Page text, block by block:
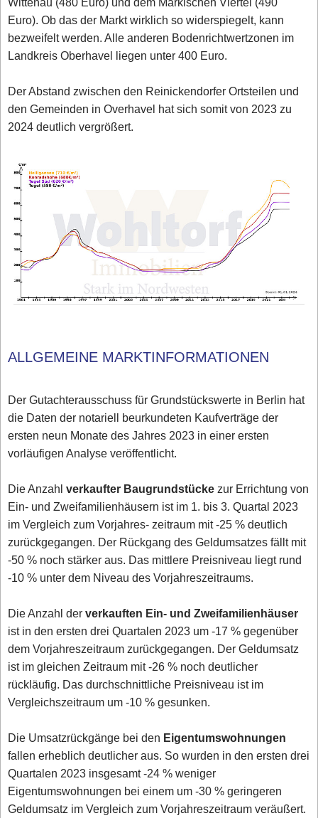
Euro). Ob das der Markt wirklich so widerspiegelt, kann
bezweifelt werden. Alle anderen Bodenrichtwertzonen im
Landkreis Oberhavel liegen unter 400 Euro.
Der Abstand zwischen den Reinickendorfer Ortsteilen und
den Gemeinden in Overhavel hat sich somit von 2023 zu
2024 deutlich vergrößert.
ALLGEMEINE MARKTINFORMATIONEN
Der Gutachterausschuss für Grundstückswerte in Berlin hat
die Daten der notariell beurkundeten Kaufverträge der
ersten neun Monate des Jahres 2023 in einer ersten
vorläufigen Analyse veröffentlicht.
Die Anzahlverkaufter Baugrundstückezur Errichtung von
Ein- und Zweifamilienhäusern ist im 1. bis 3. Quartal 2023
im Vergleich zum Vorjahres- zeitraum mit -25 % deutlich
zurückgegangen. Der Rückgang des Geldumsatzes fällt mit
-50 % noch stärker aus. Das mittlere Preisniveau liegt rund
-10 % unter dem Niveau des Vorjahreszeitraums.
Die Anzahl derverkauften Ein- und Zweifamilienhäuser
ist in den ersten drei Quartalen 2023 um -17 % gegenüber
dem Vorjahreszeitraum zurückgegangen. Der Geldumsatz
ist im gleichen Zeitraum mit -26 % noch deutlicher
rückläufig. Das durchschnittliche Preisniveau ist im
Vergleichszeitraum um -10 % gesunken.
Die Umsatzrückgänge bei den Eigentumswohnungen
fallen erheblich deutlicher aus. So wurden in den ersten drei
Quartalen 2023 insgesamt -24 % weniger
Eigentumswohnungen bei einem um -30 % geringeren
Geldumsatz im Vergleich zum Vorjahreszeitraum veräußert.